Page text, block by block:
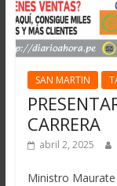
SAN MARTIN
CARRERA
abril 2, 2025
Ministro